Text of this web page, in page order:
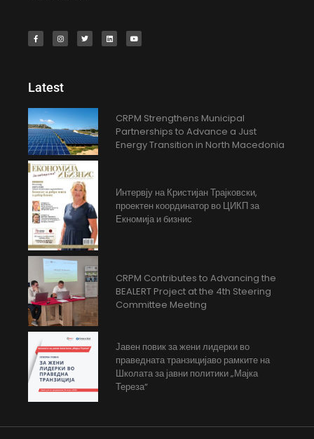
Latest
CRPM Strengthens Municipal
Partnerships to Advance a Just
Energy Transition in North Macedonia
Интервју на Кристијан Трајковски,
проектен координатор во ЦИКП за
Екномија и бизнис
CRPM Contributes to Advancing the
BEALERT Project at the 4th Steering
Committee Meeting
Јавен повик за жени лидерки во
праведната транзицијаво рамките на
Школата за јавни политики „Мајка
Тереза“